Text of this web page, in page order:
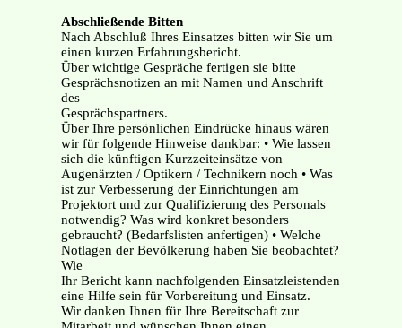
Abschließende Bitten
Nach Abschluß Ihres Einsatzes bitten wir Sie um
einen kurzen Erfahrungsbericht.
Über wichtige Gespräche fertigen sie bitte
Gesprächsnotizen an mit Namen und Anschrift
des
Gesprächspartners.
Über Ihre persönlichen Eindrücke hinaus wären
wir für folgende Hinweise dankbar: • Wie lassen
sich die künftigen Kurzzeiteinsätze von
Augenärzten / Optikern / Technikern noch • Was
ist zur Verbesserung der Einrichtungen am
Projektort und zur Qualifizierung des Personals
notwendig? Was wird konkret besonders
gebraucht? (Bedarfslisten anfertigen) • Welche
Notlagen der Bevölkerung haben Sie beobachtet?
Wie
Ihr Bericht kann nachfolgenden Einsatzleistenden
eine Hilfe sein für Vorbereitung und Einsatz.
Wir danken Ihnen für Ihre Bereitschaft zur